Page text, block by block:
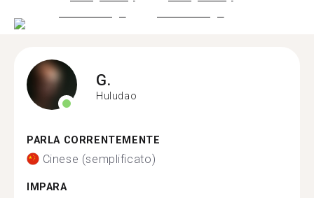
G.
Huludao
PARLA CORRENTEMENTE
Cinese (semplificato)
IMPARA